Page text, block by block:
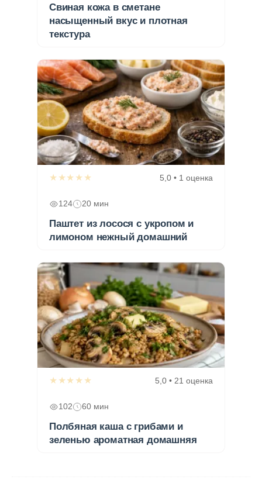
Свиная кожа в сметане
насыщенный вкус и плотная
текстура
★★★★★ 5,0 • 1 оценка
124 20 мин
Паштет из лосося с укропом и
лимоном нежный домашний
★★★★★ 5,0 • 21 оценка
102 60 мин
Полбяная каша с грибами и
зеленью ароматная домашняя